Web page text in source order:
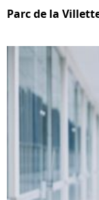
Parc de la